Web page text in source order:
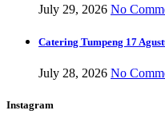
July 29, 2026 No
Catering Tumpeng 17
July 28, 2026 No
Instagram